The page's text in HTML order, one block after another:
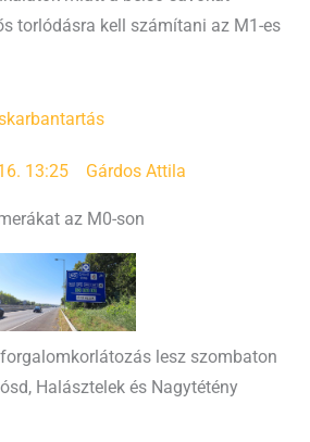
torlódásra kell számítani az M1-es
karbantartás
13:25 Gárdos Attila
az M0-son
lesz szombaton
Halásztelek és Nagytétény